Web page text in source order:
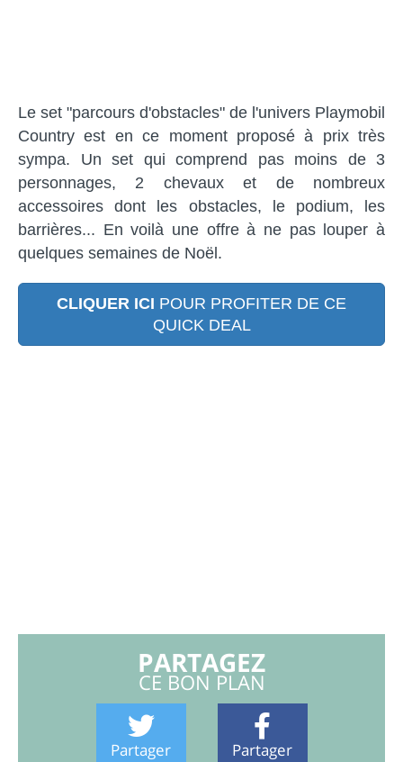
Le set "parcours d'obstacles" de l'univers Playmobil
Country est en ce moment proposé à prix très
sympa. Un set qui comprend pas moins de 3
personnages, 2 chevaux et de nombreux
accessoires dont les obstacles, le podium, les
barrières... En voilà une offre à ne pas louper à
quelques semaines de Noël.
CLIQUER ICI POUR PROFITER DE CE
QUICK DEAL
PARTAGEZ
CE BON PLAN
Partager Partager